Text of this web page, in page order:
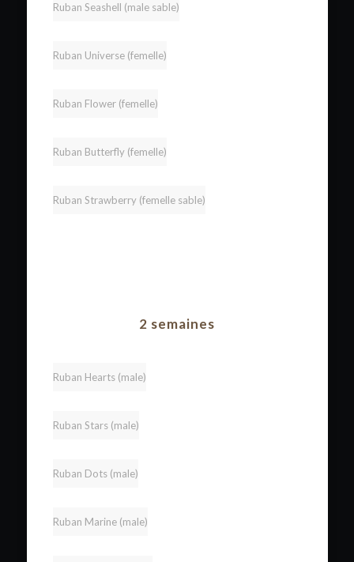
Ruban Seashell (male sable)
Ruban Universe (femelle)
Ruban Flower (femelle)
Ruban Butterfly (femelle)
Ruban Strawberry (femelle sable)
2 semaines
Ruban Hearts (male)
Ruban Stars (male)
Ruban Dots (male)
Ruban Marine (male)